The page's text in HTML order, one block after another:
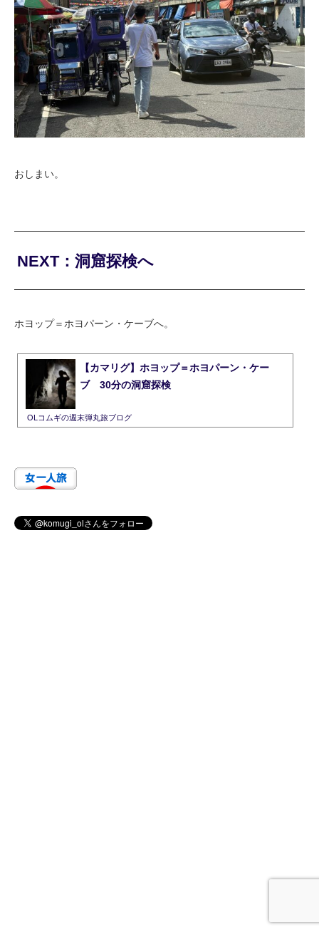
おしまい。
NEXT：洞窟探検へ
ホヨップ＝ホヨパーン・ケーブへ。
【カマリグ】ホヨップ＝ホヨパーン・ケー
ブ 30分の洞窟探検
OLコムギの週末弾丸旅ブログ